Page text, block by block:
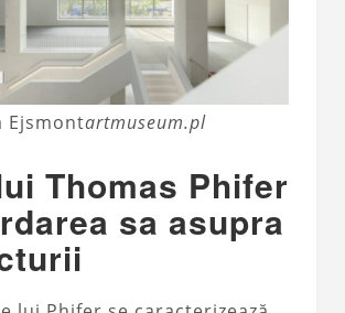
Ejsmontartmuseum.pl
Thomas Phifer
sa asupra